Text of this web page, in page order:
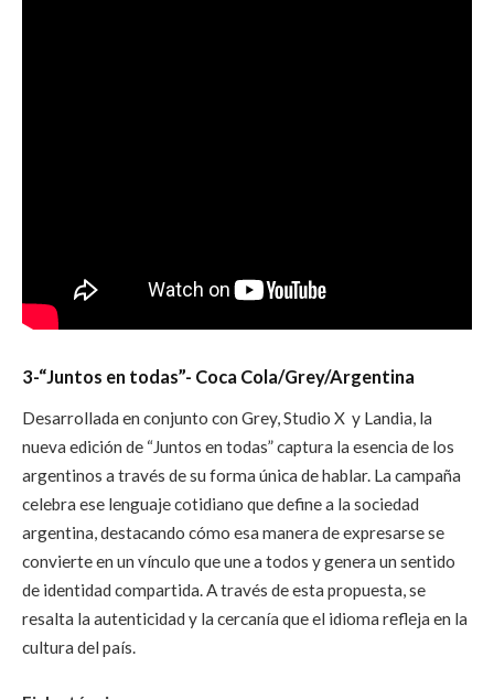
3-“Juntos en todas”- Coca Cola/Grey/Argentina
Desarrollada en conjunto con Grey, Studio X y Landia, la
nueva edición de “Juntos en todas” captura la esencia de los
argentinos a través de su forma única de hablar. La campaña
celebra ese lenguaje cotidiano que define a la sociedad
argentina, destacando cómo esa manera de expresarse se
convierte en un vínculo que une a todos y genera un sentido
de identidad compartida. A través de esta propuesta, se
resalta la autenticidad y la cercanía que el idioma refleja en la
cultura del país.